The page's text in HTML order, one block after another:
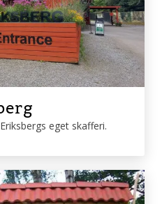
eget skafferi.